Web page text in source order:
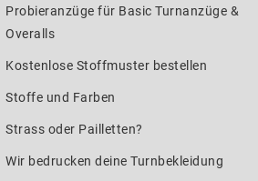
Probieranzüge für Basic Turnanzüge &
Overalls
Kostenlose Stoffmuster bestellen
Stoffe und Farben
Strass oder Pailletten?
Wir bedrucken deine Turnbekleidung